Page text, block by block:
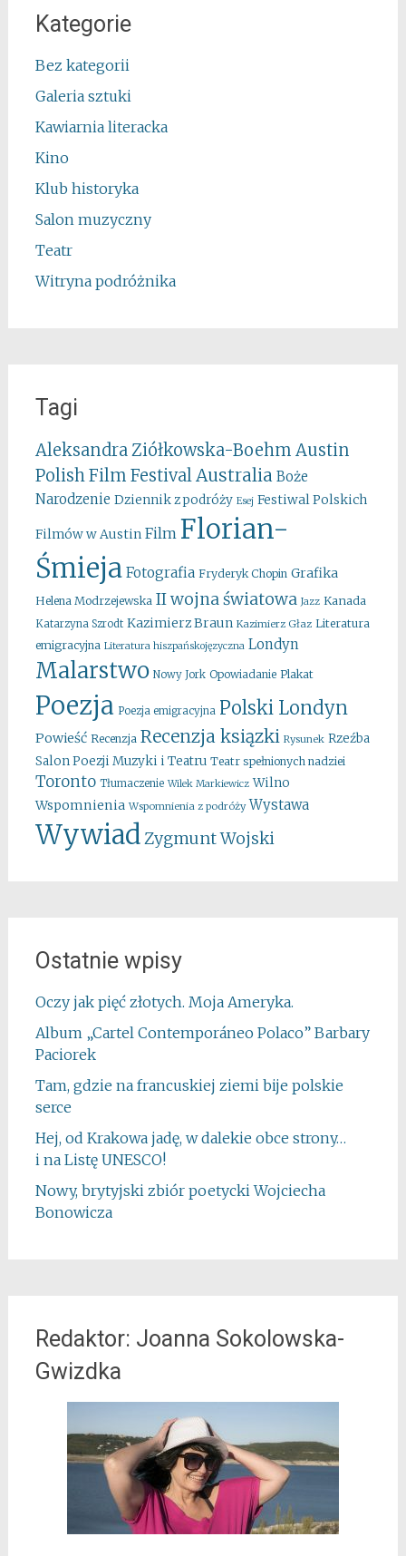
Kategorie
Bez kategorii
Galeria sztuki
Kawiarnia literacka
Kino
Klub historyka
Salon muzyczny
Teatr
Witryna podróżnika
Tagi
Aleksandra Ziółkowska-Boehm Austin
Polish Film FestivalAustralia Boże
Narodzenie Dziennik z podróży Esej Festiwal Polskich
Filmów w Austin Film Florian-
Śmieja Fotografia Fryderyk Chopin Grafika
Helena Modrzejewska II wojna światowa Jazz Kanada
Katarzyna Szrodt Kazimierz Braun Kazimierz Głaz Literatura
emigracyjna Literatura hiszpańskojęzyczna Londyn
Malarstwo Nowy Jork Opowiadanie Plakat
Poezja Poezja emigracyjna Polski Londyn
Powieść Recenzja Recenzja ksiązki Rysunek Rzeźba
Salon Poezji Muzyki i Teatru Teatr spełnionych nadziei
Toronto Tłumaczenie Wilek Markiewicz Wilno
Wspomnienia Wspomnienia z podróży Wystawa
WywiadZygmunt Wojski
Ostatnie wpisy
Oczy jak pięć złotych. Moja Ameryka.
Album „Cartel Contemporáneo Polaco” Barbary
Paciorek
Tam, gdzie na francuskiej ziemi bije polskie
serce
Hej, od Krakowa jadę, w dalekie obce strony…
i na Listę UNESCO!
Nowy, brytyjski zbiór poetycki Wojciecha
Bonowicza
Redaktor: Joanna Sokolowska-
Gwizdka